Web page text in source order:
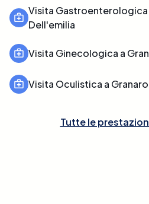
Visita Gastroenterologica
Dell'emilia
Visita Ginecologica a
Visita Oculistica a
Tutte le